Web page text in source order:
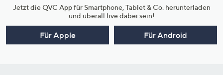
Jetzt die QVC App für Smartphone, Tablet & Co. herunterladen
und überall live dabei sein!
Für Apple Für Android